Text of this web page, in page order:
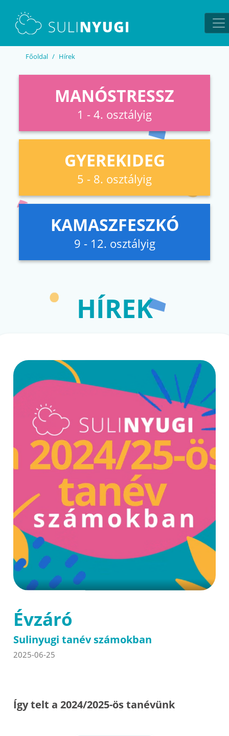
Főoldal Hírek
MANÓSTRESSZ
1 - 4. osztályig
GYEREKIDEG
5 - 8. osztályig
KAMASZFESZKÓ
9 - 12. osztályig
HÍREK
Évzáró
Sulinyugi tanév számokban
2025-06-25
Így telt a 2024/2025-ös tanévünk